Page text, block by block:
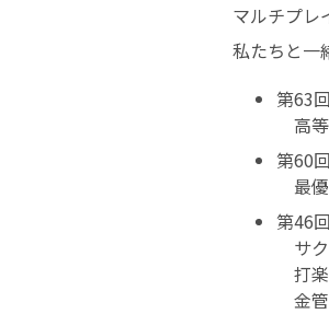
マルチプレ
私たちと一
第63
高
第60
最
第46
サ
打
金